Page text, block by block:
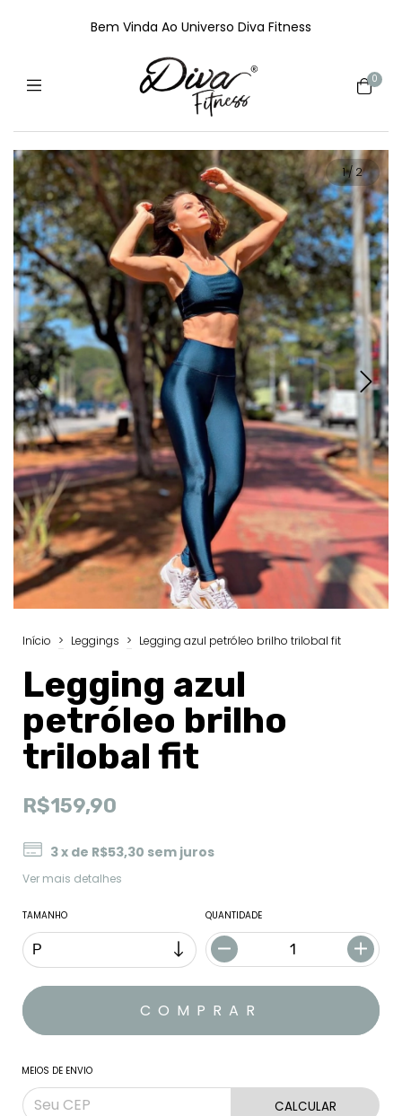
Bem Vinda Ao Universo Diva Fitness
0
1/ 2
Início > Leggings > Legging azul petróleo brilho trilobal fit
Legging azul
petróleo brilho
trilobal fit
R$159,90
3x de R$53,30 sem juros
Ver mais detalhes
TAMANHO QUANTIDADE
MEIOS DE ENVIO
CALCULAR